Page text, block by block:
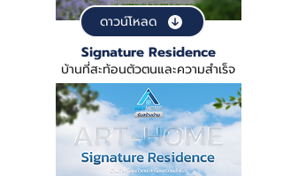
ดาวน์โหลด
Signature Residence
บ้านที่สะท้อนตัวตนและความสำเร็จ